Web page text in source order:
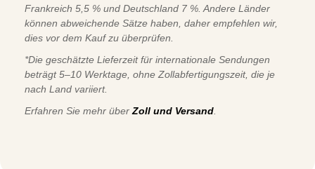
Frankreich 5,5 % und Deutschland 7 %. Andere Länder
können abweichende Sätze haben, daher empfehlen wir,
dies vor dem Kauf zu überprüfen.
*Die geschätzte Lieferzeit für internationale Sendungen
beträgt 5–10 Werktage, ohne Zollabfertigungszeit, die je
nach Land variiert.
Erfahren Sie mehr über Zoll und Versand